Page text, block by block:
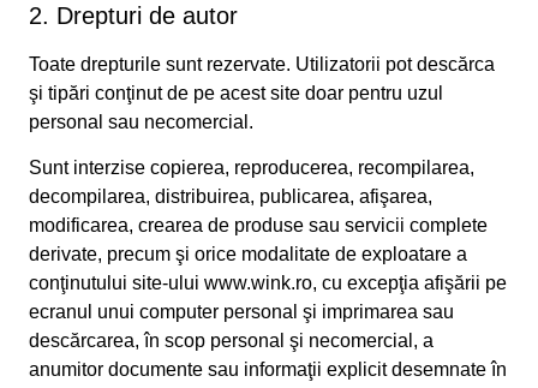
2. Drepturi de autor
Toate drepturile sunt rezervate. Utilizatorii pot descărca
şi tipări conţinut de pe acest site doar pentru uzul
personal sau necomercial.
Sunt interzise copierea, reproducerea, recompilarea,
decompilarea, distribuirea, publicarea, afişarea,
modificarea, crearea de produse sau servicii complete
derivate, precum şi orice modalitate de exploatare a
conţinutului site-ului www.wink.ro, cu excepţia afişării pe
ecranul unui computer personal şi imprimarea sau
descărcarea, în scop personal şi necomercial, a
anumitor documente sau informaţii explicit desemnate în